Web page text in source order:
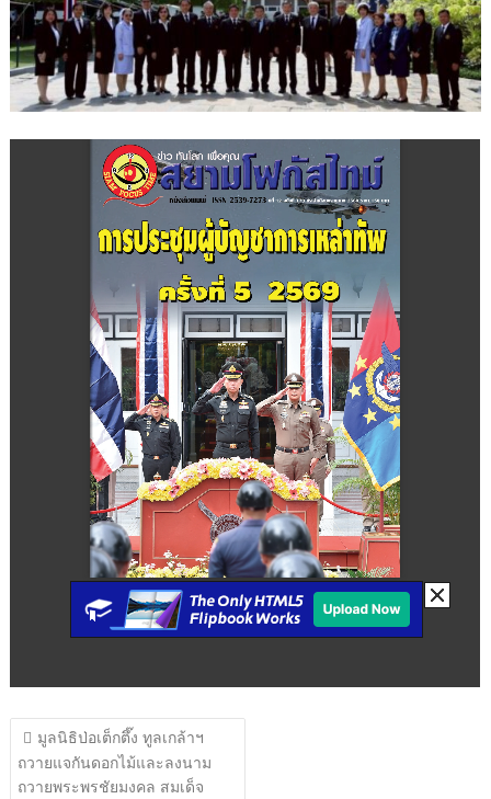
แนะแนว
เรื่อง
มูลนิธิป่อเต็กตึ๊ง ทูลเกล้าฯ
ถวายแจกันดอกไม้และลงนาม
ถวายพระพรชัยมงคล สมเด็จ